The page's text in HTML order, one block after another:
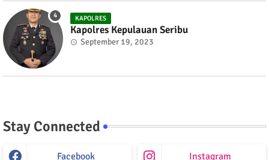
KAPOLRES
Kapolres Kepulauan Seribu
September 19, 2023
Stay Connected
Facebook Instagram